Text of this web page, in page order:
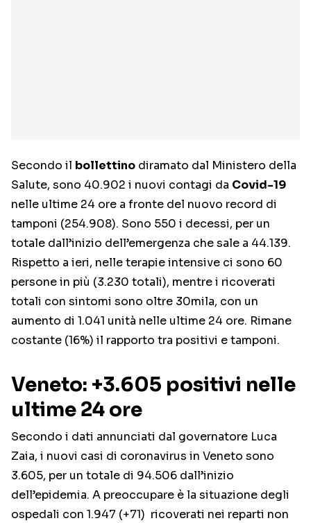
Secondo il bollettino diramato dal Ministero della
Salute, sono 40.902 i nuovi contagi da Covid-19
nelle ultime 24 ore a fronte del nuovo record di
tamponi (254.908). Sono 550 i decessi, per un
totale dall’inizio dell’emergenza che sale a 44.139.
Rispetto a ieri, nelle terapie intensive ci sono 60
persone in più (3.230 totali), mentre i ricoverati
totali con sintomi sono oltre 30mila, con un
aumento di 1.041 unità nelle ultime 24 ore. Rimane
costante (16%) il rapporto tra positivi e tamponi.
Veneto: +3.605 positivi nelle
ultime 24 ore
Secondo i dati annunciati dal governatore Luca
Zaia, i nuovi casi di coronavirus in Veneto sono
3.605, per un totale di 94.506 dall’inizio
dell’epidemia. A preoccupare è la situazione degli
ospedali con 1.947 (+71) ricoverati nei reparti non